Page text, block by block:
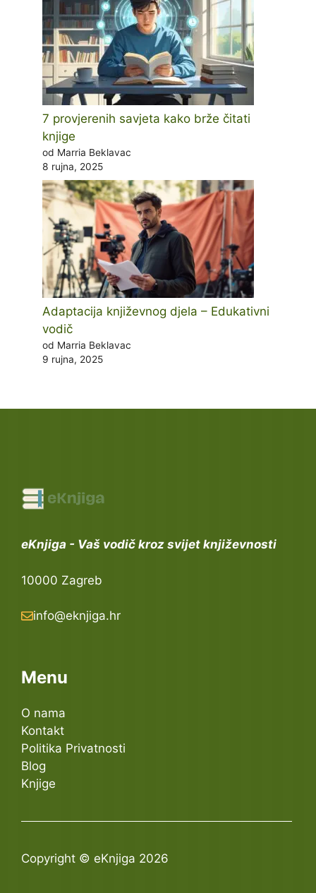
7 provjerenih savjeta kako brže čitati
knjige
od Marria Beklavac
8 rujna, 2025
Adaptacija književnog djela – Edukativni
vodič
od Marria Beklavac
9 rujna, 2025
eKnjiga - Vaš vodič kroz svijet književnosti
10000 Zagreb
info@eknjiga.hr
Menu
O nama
Kontakt
Politika Privatnosti
Blog
Knjige
Copyright © eKnjiga 2026